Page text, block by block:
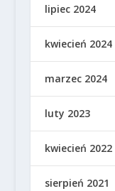
lipiec 2024
kwiecień 2024
marzec 2024
luty 2023
kwiecień 2022
sierpień 2021